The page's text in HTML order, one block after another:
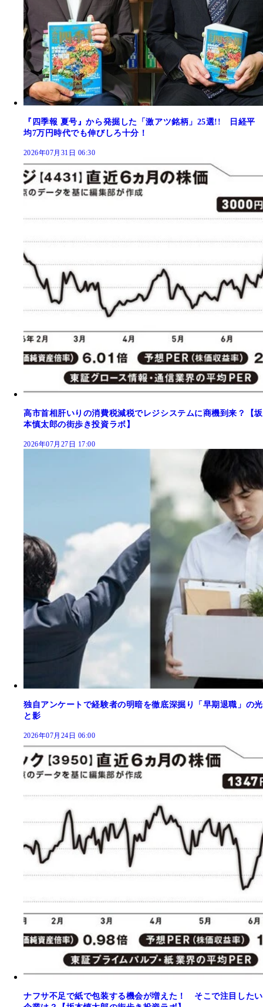
『四季報 夏号』から発掘した「激アツ銘柄」25選!! 日経平
均7万円時代でも伸びしろ十分！
2026年07月31日 06:30
高市首相肝いりの消費税減税でレジシステムに商機到来？【坂
本慎太郎の街歩き投資ラボ】
2026年07月27日 17:00
独自アンケートで経験者の明暗を徹底深掘り「早期退職」の光
と影
2026年07月24日 06:00
ナフサ不足で紙で包装する機会が増えた！ そこで注目したい